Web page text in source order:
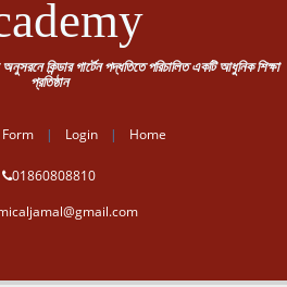
অনুসরনে কিন্ডার গার্টেন পদ্ধতিতে পরিচালিত একটি আধুনিক শিক্ষা
প্রতিষ্ঠান
Login Home
01860808810